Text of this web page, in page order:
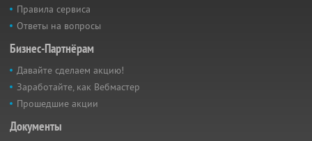
Правила сервиса
Ответы на вопросы
Бизнес-Партнёрам
Давайте сделаем акцию!
Заработайте, как Вебмастер
Прошедшие акции
Документы